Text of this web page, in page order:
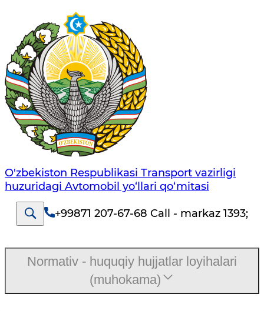
O'zbekiston Respublikasi Transport vazirligi
huzuridagi Avtomobil yo‘llari qo‘mitasi
+99871 207-67-68 Call - markaz 1393;
Normativ - huquqiy hujjatlar loyihalari
(muhokama)